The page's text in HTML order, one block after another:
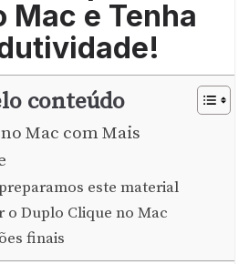
Mac e Tenha
conteúdo
Mac com Mais
este material
o Duplo Clique no Mac
finais